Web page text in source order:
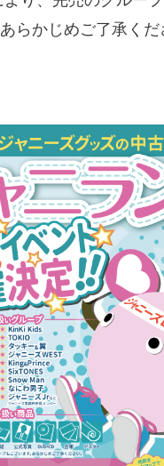
らかじめご了承くだ